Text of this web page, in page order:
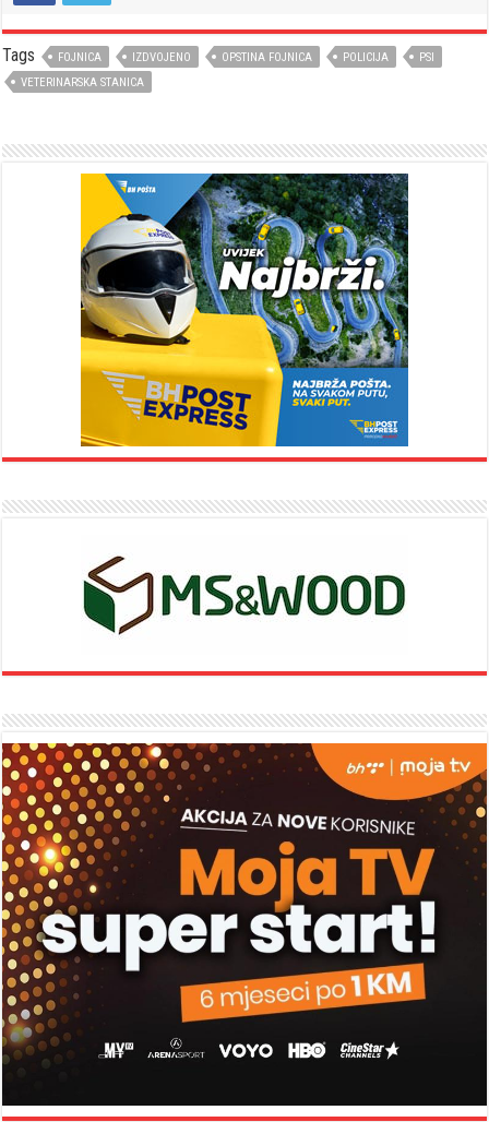
Tags FOJNICA IZDVOJENO OPSTINA FOJNICA POLICIJA
PSI
VETERINARSKA STANICA